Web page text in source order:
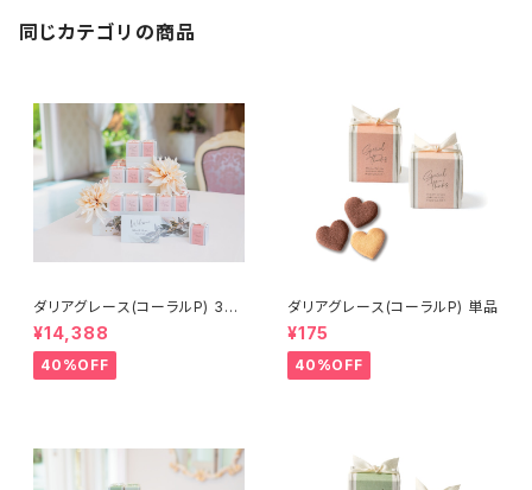
同じカテゴリの商品
ダリアグレース(コーラルP) 34
個セット
¥14,388
40%OFF
ダリアグレース(コーラルP) 単品
¥175
40%OFF